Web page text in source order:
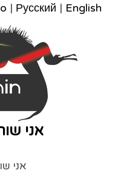
מפת
הצהרת
עבור
צרו
English
|
Русский
|
אני
אני